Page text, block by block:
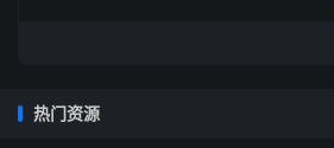
热门资源